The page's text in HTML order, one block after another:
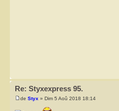
Re: Styxexpress 95.
de Styx » Dim 5 Aoû 2018 18:14